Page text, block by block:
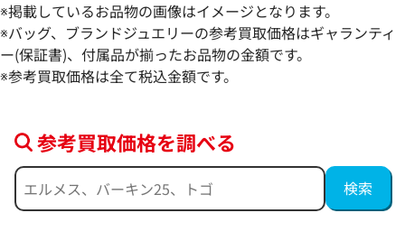
ショパール ネックレス
参考買取価格
335,000円
ショパール ネッ
参考買取価格
※掲載しているお品物の画像はイメージとなります。
※バッグ、ブランドジュエリーの参考買取価格はギャランティ
ー(保証書)、付属品が揃ったお品物の金額です。
※参考買取価格は全て税込金額です。
参考買取価格を調べる